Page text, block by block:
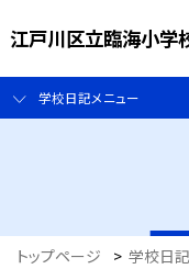
江戸川区立臨海小学
学校日記メニュー
トップページ > 学校日記